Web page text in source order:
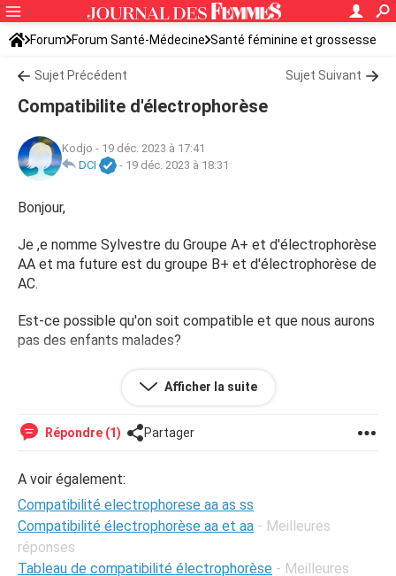
Forum Forum Santé-Médecine Santé féminine et grossesse
Tomber enceinte
Sujet Précédent Sujet Suivant
Compatibilite d'électrophorèse
Kodjo - 19 déc. 2023 à 17:41
DCI
- 19 déc. 2023 à 18:31
Bonjour,
Je ,e nomme Sylvestre du Groupe A+ et d'électrophorèse
AA et ma future est du groupe B+ et d'électrophorèse de
AC.
Est-ce possible qu'on soit compatible et que nous aurons
pas des enfants malades?
Afficher la suite
Répondre (1) Partager
A voir également:
Compatibilité electrophorese aa as ss
Compatibilité électrophorèse aa et aa - Meilleures
réponses
Tableau de compatibilité électrophorèse - Meilleures